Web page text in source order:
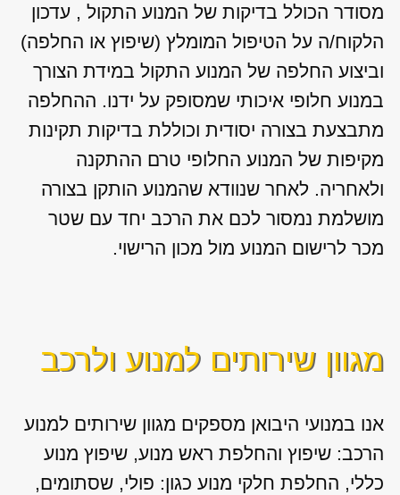
מסודר הכולל בדיקות של המנוע התקול , עדכון
הלקוח/ה על הטיפול המומלץ (שיפוץ או החלפה)
וביצוע החלפה של המנוע התקול במידת הצורך
במנוע חלופי איכותי שמסופק על ידנו. ההחלפה
מתבצעת בצורה יסודית וכוללת בדיקות תקינות
מקיפות של המנוע החלופי טרם ההתקנה
ולאחריה. לאחר שנוודא שהמנוע הותקן בצורה
מושלמת נמסור לכם את הרכב יחד עם שטר
מכר לרישום המנוע מול מכון הרישוי.
מגוון שירותים למנוע ולרכב
אנו במנועי היבואן מספקים מגוון שירותים למנוע
הרכב: שיפוץ והחלפת ראש מנוע, שיפוץ מנוע
כללי, החלפת חלקי מנוע כגון: פולי, שסתומים,